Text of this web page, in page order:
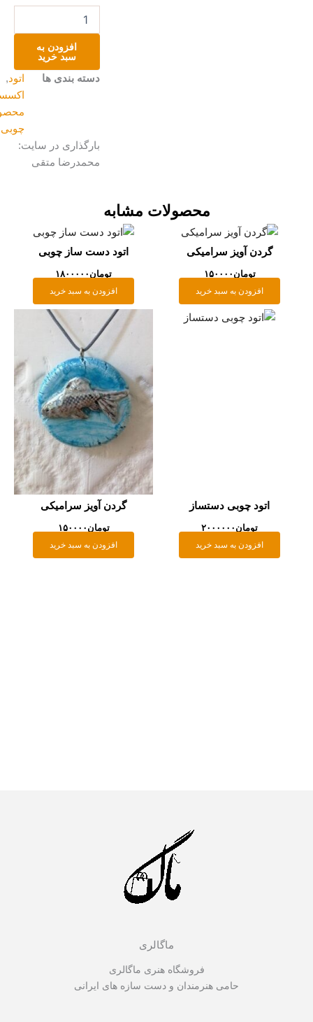
افزودن به
سبد خرید
دسته بندی ها
اتود
اکسسوری,
محصولات
چوبی
بارگذاری در سایت:
محمدرضا متقی
محصولات مشابه
گردن آویز سرامیکی
۱۵۰۰۰۰
افزودن به سبد خرید
اتود دست ساز چوبی
۱۸۰۰۰۰۰
افزودن به سبد خرید
اتود چوبی دستساز
۲۰۰۰۰۰۰
افزودن به سبد خرید
گردن آویز سرامیکی
۱۵۰۰۰۰
افزودن به سبد خرید
ماگالری
فروشگاه هنری ماگالری
حامی هنرمندان و دست سازه های ایرانی